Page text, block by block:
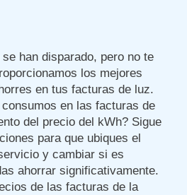
han disparado, pero no te
los mejores
en tus facturas de luz.
en las facturas de
del precio del kWh? Sigue
para que ubiques el
y cambiar si es
ahorrar significativamente.
de las facturas de la